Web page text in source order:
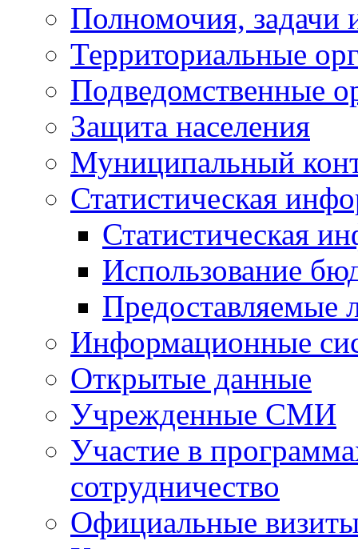
Полномочия, задачи
Территориальные
Подведомственные
Защита населения
Муниципальный
Статистическая
Статистическая
Использование
Предоставляемые
Информационные
Открытые данные
Учрежденные СМИ
Участие в
сотрудничество
Официальные